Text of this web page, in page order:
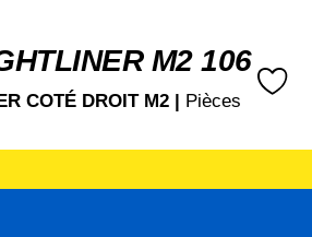
M2 106
COTÉ DROIT M2 | Pièces